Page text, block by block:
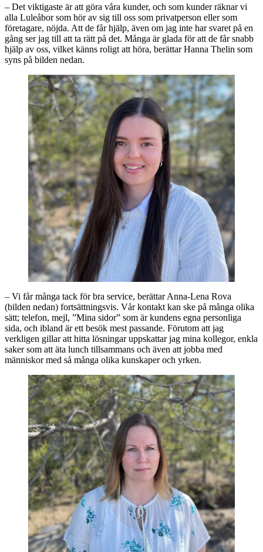
– Det viktigaste är att göra våra kunder, och som kunder räknar vi
alla Luleåbor som hör av sig till oss som privatperson eller som
företagare, nöjda. Att de får hjälp, även om jag inte har svaret på en
gång ser jag till att ta rätt på det. Många är glada för att de får snabb
hjälp av oss, vilket känns roligt att höra, berättar Hanna Thelin som
syns på bilden nedan.
– Vi får många tack för bra service, berättar Anna-Lena Rova
(bilden nedan) fortsättningsvis. Vår kontakt kan ske på många olika
sätt; telefon, mejl, ”Mina sidor” som är kundens egna personliga
sida, och ibland är ett besök mest passande. Förutom att jag
verkligen gillar att hitta lösningar uppskattar jag mina kollegor, enkla
saker som att äta lunch tillsammans och även att jobba med
människor med så många olika kunskaper och yrken.